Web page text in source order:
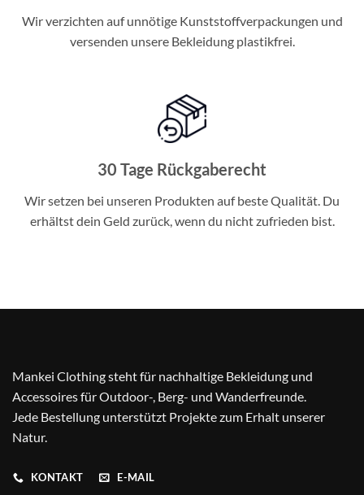
Wir verzichten auf unnötige Kunststoffverpackungen und
versenden unsere Bekleidung plastikfrei.
30 Tage Rückgaberecht
Wir setzen bei unseren Produkten auf beste Qualität. Du
erhältst dein Geld zurück, wenn du nicht zufrieden bist.
Mankei Clothing steht für nachhaltige Bekleidung und
Accessoires für Outdoor-, Berg- und Wanderfreunde.
Jede Bestellung unterstützt Projekte zum Erhalt unserer
Natur.
KONTAKT E-MAIL